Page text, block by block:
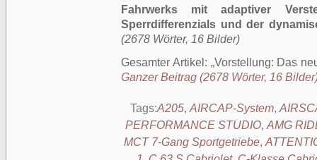
Fahrwerks mit adaptiver
Sperrdifferenzials und der
(2678 Wörter, 16 Bilder)
Gesamter Artikel:
Vorstellung: Das
Ganzer Beitrag (2678 Wörter, 16
Tags:A205, AIRCAP-System,
PERFORMANCE STUDIO, AMG
MCT 7-Gang Sportgetriebe,